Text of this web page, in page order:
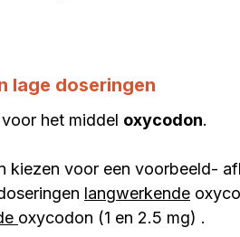
lage doseringen
het middel oxycodon.
kiezen voor een voorbeeld-
langwerkende
oxycodon (1 en 2.5 mg) .